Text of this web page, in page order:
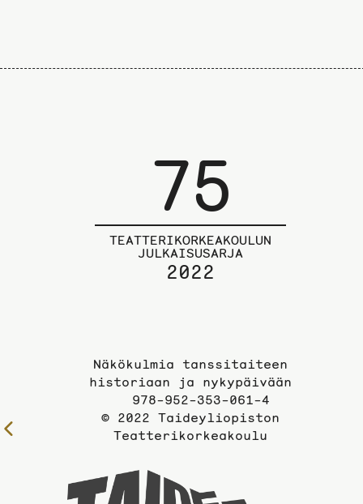
75
TEATTERIKORKEAKOULUN
JULKAISUSARJA
2022
Näkökulmia tanssitaiteen
historiaan ja nykypäivään
978-952-353-061-4
© 2022 Taideyliopiston
Teatterikorkeakoulu